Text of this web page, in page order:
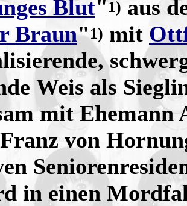
Blut"1) aus
Braun"1) mit
Weis als
mit Ehemann
von
in einen